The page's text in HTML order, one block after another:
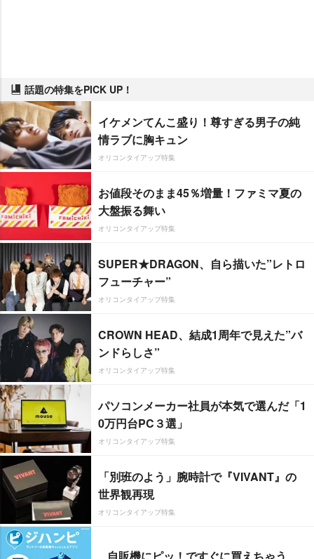
話題の特集をPICK UP！
イケメンてんこ盛り！尊すぎる男子の純
情ラブに胸キュン
オリコンタイアップ特集
お値段そのまま45％増量！ファミマ夏の
大盤振る舞い
オリコンタイアップ特集
SUPER★DRAGON、自ら描いた”レトロ
フューチャー”
オリコンタイアップ特集
CROWN HEAD、結成1周年で見えた”バ
ンドらしさ”
オリコンタイアップ特集
パソコンメーカー社員が本気で選んだ「1
0万円台PC３選」
オリコンタイアップ特集
「別班のよう」腕時計で『VIVANT』の
世界観再現
オリコンタイアップ特集
自販機にピッ！ですぐに買えちゃう